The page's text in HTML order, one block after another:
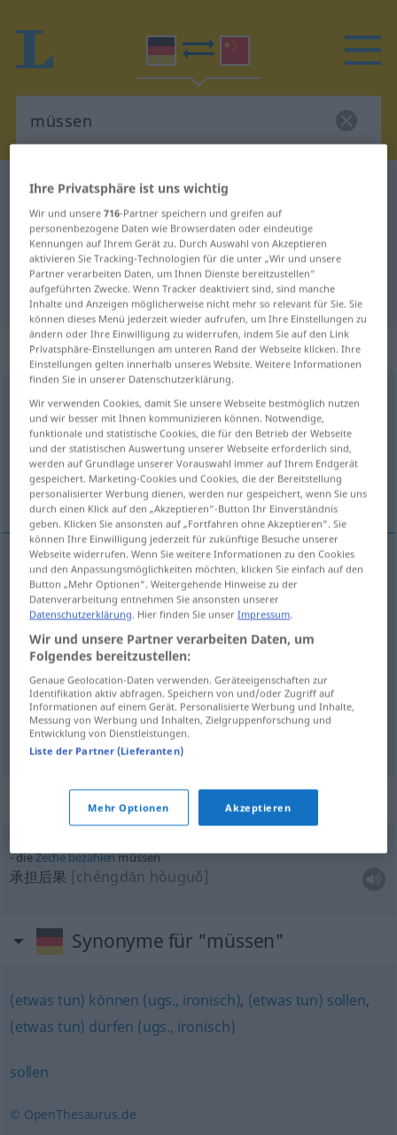
Deutsch-Chinesisch Wörterbuch
Deutsch-Chinesisch Übersetzung
für "müssen"
"müssen" Chinesisch Übersetzung
„müssen“
müssen
Übersicht aller Übersetzungen
(Für mehr Details die Übersetzung anklicken/antippen)
不得不, 必须, 一定, 离开
不得不 [bùdébù] müssengezwungen sein
必须[bìxū] müssen nötig haben
一定[yīdìng] müssen so gut wie sicher
离开[líkāi] müssengehen müssen UMG
Beispielsätze für "müssen"
dieZechebezahlenmüssen
承担后果 [chéngdān hòuguǒ]
Synonyme für "müssen"
(etwas tun) können (ugs., ironisch), (etwas tun) sollen,
(etwas tun) dürfen (ugs., ironisch)
sollen
© OpenThesaurus.de
Ihre Privatsphäre ist uns wichtig
Wir und unsere716-Partner speichern und greifen auf
personenbezogene Daten wie Browserdaten oder eindeutige
Kennungen auf Ihrem Gerät zu. Durch Auswahl von Akzeptieren
aktivieren Sie Tracking-Technologien für die unter „Wir und unsere
Partner verarbeiten Daten, um Ihnen Dienste bereitzustellen“
aufgeführten Zwecke. Wenn Tracker deaktiviert sind, sind manche
Inhalte und Anzeigen möglicherweise nicht mehr so relevant für Sie. Sie
können dieses Menü jederzeit wieder aufrufen, um Ihre Einstellungen zu
ändern oder Ihre Einwilligung zu widerrufen, indem Sie auf den Link
Privatsphäre-Einstellungen am unteren Rand der Webseite klicken. Ihre
Einstellungen gelten innerhalb unseres Website. Weitere Informationen
finden Sie in unserer Datenschutzerklärung.
Wir verwenden Cookies, damit Sie unsere Webseite bestmöglich nutzen
und wir besser mit Ihnen kommunizieren können. Notwendige,
funktionale und statistische Cookies, die für den Betrieb der Webseite
und der statistischen Auswertung unserer Webseite erforderlich sind,
werden auf Grundlage unserer Vorauswahl immer auf Ihrem Endgerät
gespeichert. Marketing-Cookies und Cookies, die der Bereitstellung
personalisierter Werbung dienen, werden nur gespeichert, wenn Sie uns
durch einen Klick auf den „Akzeptieren“-Button Ihr Einverständnis
geben. Klicken Sie ansonsten auf „Fortfahren ohne Akzeptieren“. Sie
können Ihre Einwilligung jederzeit für zukünftige Besuche unserer
Webseite widerrufen. Wenn Sie weitere Informationen zu den Cookies
und den Anpassungsmöglichkeiten möchten, klicken Sie einfach auf den
Button „Mehr Optionen“. Weitergehende Hinweise zu der
Datenverarbeitung entnehmen Sie ansonsten unserer
Datenschutzerklärung. Hier finden Sie unserImpressum.
Wir und unsere Partner verarbeiten Daten, um
Folgendes bereitzustellen:
Genaue Geolocation-Daten verwenden. Geräteeigenschaften zur
Identifikation aktiv abfragen. Speichern von und/oder Zugriff auf
Informationen auf einem Gerät. Personalisierte Werbung und Inhalte,
Messung von Werbung und Inhalten, Zielgruppenforschung und
Entwicklung von Dienstleistungen.
Liste der Partner (Lieferanten)
Mehr Optionen Akzeptieren